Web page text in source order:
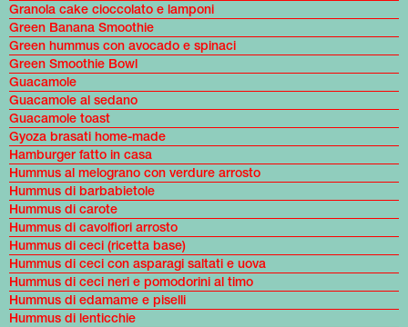
Granola cake cioccolato e lamponi
Green Banana Smoothie
Green hummus con avocado e spinaci
Green Smoothie Bowl
Guacamole
Guacamole al sedano
Guacamole toast
Gyoza brasati home-made
Hamburger fatto in casa
Hummus al melograno con verdure arrosto
Hummus di barbabietole
Hummus di carote
Hummus di cavolfiori arrosto
Hummus di ceci (ricetta base)
Hummus di ceci con asparagi saltati e uova
Hummus di ceci neri e pomodorini al timo
Hummus di edamame e piselli
Hummus di lenticchie